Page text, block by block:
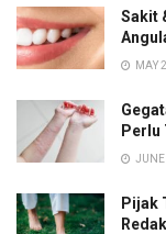
Sakit
MAY
Perlu
JUNE
Pijak